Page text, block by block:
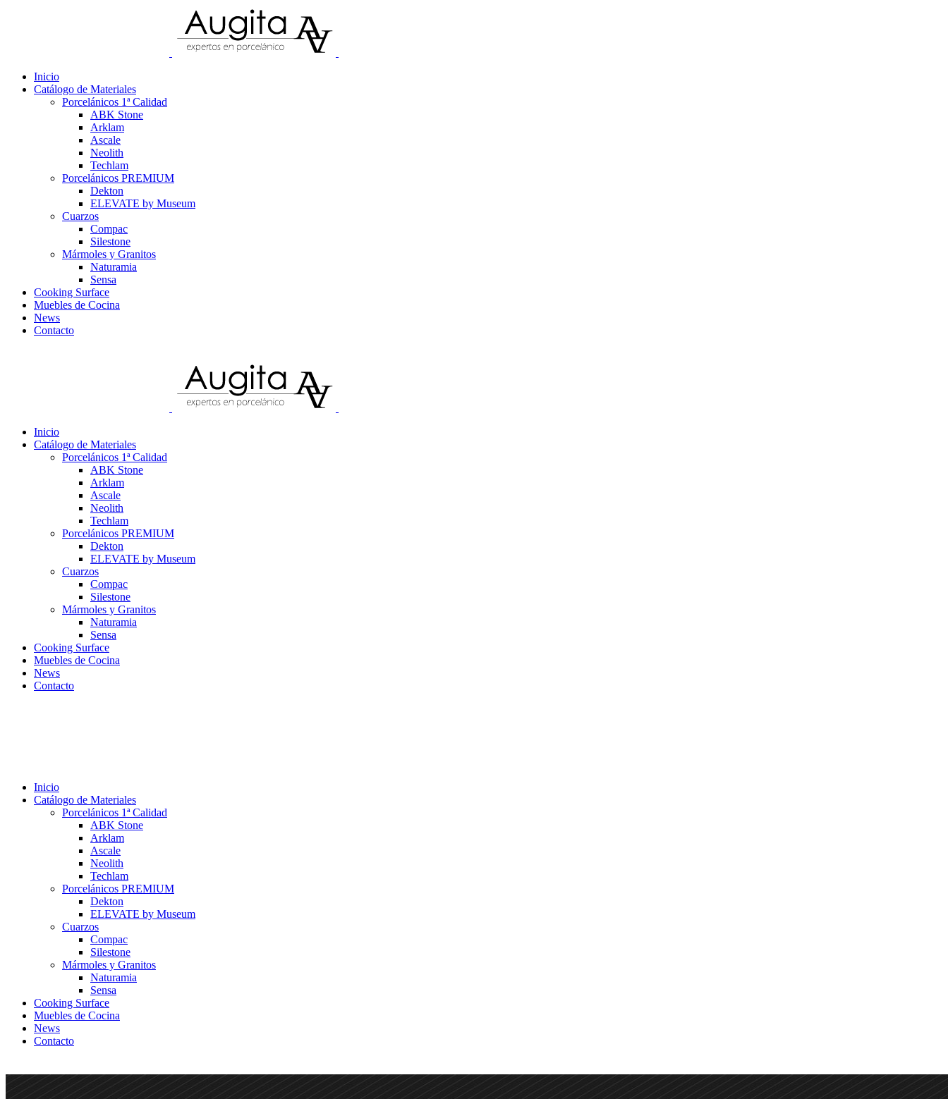
Inicio
Catálogo de Materiales
Porcelánicos 1ª Calidad
ABK Stone
Arklam
Ascale
Neolith
Techlam
Porcelánicos PREMIUM
Dekton
ELEVATE by Museum
Cuarzos
Compac
Silestone
Mármoles y Granitos
Naturamia
Sensa
Cooking Surface
Muebles de Cocina
News
Contacto
Inicio
Catálogo de Materiales
Porcelánicos 1ª Calidad
ABK Stone
Arklam
Ascale
Neolith
Techlam
Porcelánicos PREMIUM
Dekton
ELEVATE by Museum
Cuarzos
Compac
Silestone
Mármoles y Granitos
Naturamia
Sensa
Cooking Surface
Muebles de Cocina
News
Contacto
Inicio
Catálogo de Materiales
Porcelánicos 1ª Calidad
ABK Stone
Arklam
Ascale
Neolith
Techlam
Porcelánicos PREMIUM
Dekton
ELEVATE by Museum
Cuarzos
Compac
Silestone
Mármoles y Granitos
Naturamia
Sensa
Cooking Surface
Muebles de Cocina
News
Contacto